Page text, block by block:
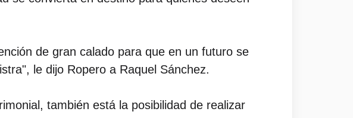
de gran calado para que en un futuro se
le dijo Ropero a Raquel Sánchez.
también está la posibilidad de realizar